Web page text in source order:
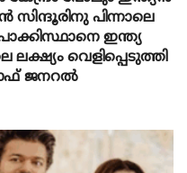
സിന്ദൂരിനു പിന്നാലെ
ഇന്ത്യ
ലക്ഷ്യം വെളിപ്പെടുത്തി
ജനറൽ